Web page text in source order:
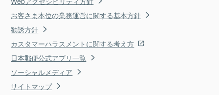
お客さま本位の業務運営に関する基本方針
勧誘方針
カスタマーハラスメントに関する考え方
日本郵便公式アプリ一覧
ソーシャルメディア
サイトマップ